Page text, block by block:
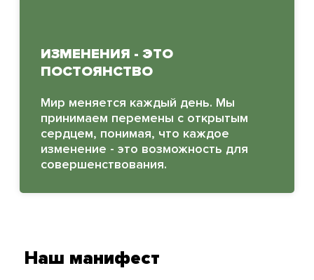
ИЗМЕНЕНИЯ - ЭТО
ПОСТОЯНСТВО
Мир меняется каждый день. Мы
принимаем перемены с открытым
сердцем, понимая, что каждое
изменение - это возможность для
совершенствования.
Наш манифест